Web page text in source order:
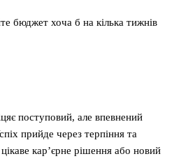
бюджет хоча б на кілька тижнів
поступовий, але впевнений
прийде через терпіння та
кар’єрне рішення або новий